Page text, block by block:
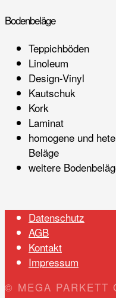
Bodenbeläge
Teppichböden
Linoleum
Design-Vinyl
Kautschuk
Kork
Laminat
homogene und
Beläge
weitere
Datenschutz
AGB
Kontakt
Impressum
© MEGA PARKETT